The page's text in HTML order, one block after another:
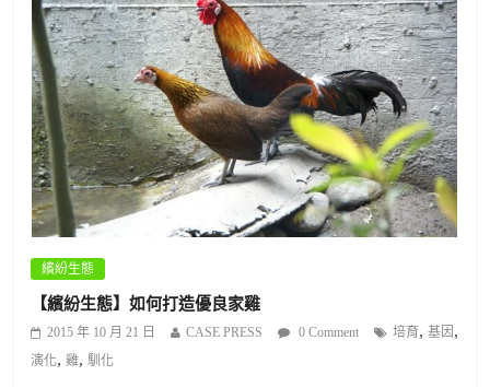
繽紛生態
【繽紛生態】如何打造優良家雞
2015 年 10 月 21 日 CASE PRESS 0 Comment 培育,基因 ,
演化,雞,馴化